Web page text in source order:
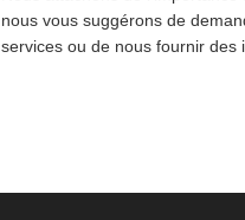
nous vous suggérons de
services ou de nous fournir des